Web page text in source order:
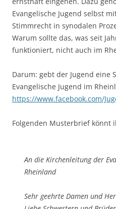
Evangelische Jugend selbst
Stimmrecht in synodalen
Warum sollte das, was seit
funktioniert, nicht auch im
Darum: gebt der Jugend eine
Evangelische Jugend im
https://www.facebook.com/
Folgenden Musterbrief könnt
An die Kirchenleitung der
Rheinland
Sehr geehrte Damen und